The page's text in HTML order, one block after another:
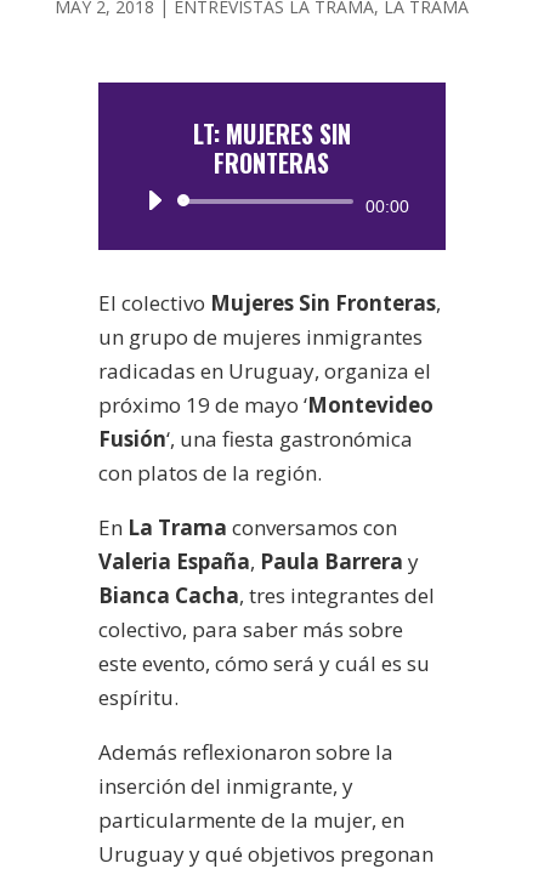
MAY 2, 2018 | ENTREVISTAS LA TRAMA, LA TRAMA
LT: MUJERES SIN
FRONTERAS
Reproductor
00:00
El colectivo Mujeres Sin Fronteras,
un grupo de mujeres inmigrantes
radicadas en Uruguay, organiza el
próximo 19 de mayo ‘Montevideo
Fusión‘, una fiesta gastronómica
con platos de la región.
En La Trama conversamos con
Valeria España, Paula Barrera y
Bianca Cacha, tres integrantes del
colectivo, para saber más sobre
este evento, cómo será y cuál es su
espíritu.
Además reflexionaron sobre la
inserción del inmigrante, y
particularmente de la mujer, en
Uruguay y qué objetivos pregonan